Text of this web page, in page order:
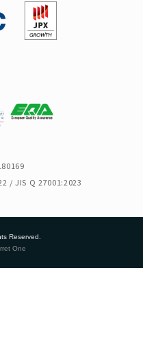
/ JIS Q 27001:2023
Reserved.
One